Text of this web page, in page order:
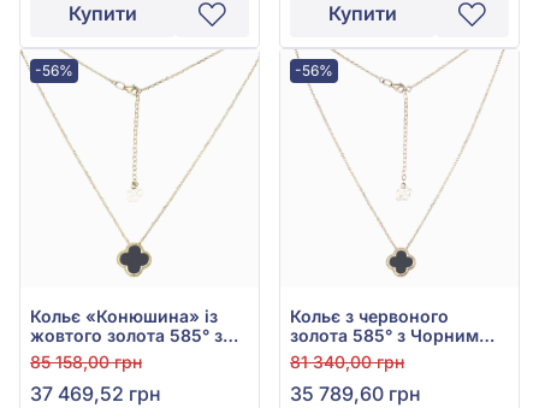
Купити Купити
-56%
Кольє «Конюшина» із
жовтого золота 585° з
Чорним Оніксом, арт.
1020020ж
85 158,00 грн
37 469,52 грн
-56%
Кольє з червоного
золота 585° з Чорним
Оніксом, арт. 1020018
81 340,00 грн
35 789,60 грн